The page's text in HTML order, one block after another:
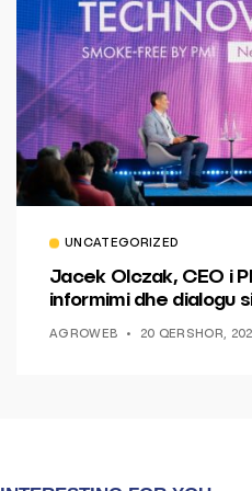
UNCATEGORIZED
Jacek Olczak, CEO i
informimi dhe dialogu
AGROWEB 20 QERSHOR,